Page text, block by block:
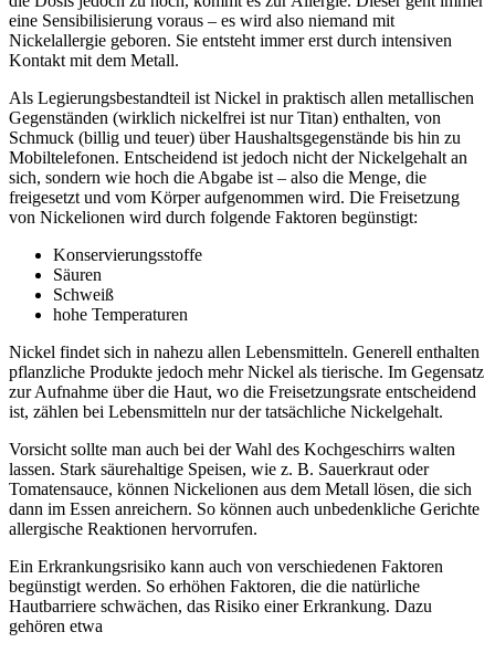
eine Sensibilisierung voraus – es wird also niemand mit
Nickelallergie geboren. Sie entsteht immer erst durch intensiven
Kontakt mit dem Metall.
Als Legierungsbestandteil ist Nickel in praktisch allen metallischen
Gegenständen (wirklich nickelfrei ist nur Titan) enthalten, von
Schmuck (billig und teuer) über Haushaltsgegenstände bis hin zu
Mobiltelefonen. Entscheidend ist jedoch nicht der Nickelgehalt an
sich, sondern wie hoch die Abgabe ist – also die Menge, die
freigesetzt und vom Körper aufgenommen wird. Die Freisetzung
von Nickelionen wird durch folgende Faktoren begünstigt:
Konservierungsstoffe
Säuren
Schweiß
hohe Temperaturen
Nickel findet sich in nahezu allen Lebensmitteln. Generell enthalten
pflanzliche Produkte jedoch mehr Nickel als tierische. Im Gegensatz
zur Aufnahme über die Haut, wo die Freisetzungsrate entscheidend
ist, zählen bei Lebensmitteln nur der tatsächliche Nickelgehalt.
Vorsicht sollte man auch bei der Wahl des Kochgeschirrs walten
lassen. Stark säurehaltige Speisen, wie z. B. Sauerkraut oder
Tomatensauce, können Nickelionen aus dem Metall lösen, die sich
dann im Essen anreichern. So können auch unbedenkliche Gerichte
allergische Reaktionen hervorrufen.
Ein Erkrankungsrisiko kann auch von verschiedenen Faktoren
begünstigt werden. So erhöhen Faktoren, die die natürliche
Hautbarriere schwächen, das Risiko einer Erkrankung. Dazu
gehören etwa